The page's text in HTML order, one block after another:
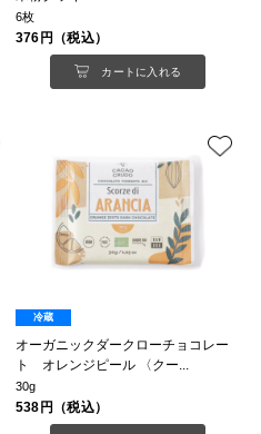
6枚
376円（税込）
カートに入れる
冷蔵
オーガニックダークローチョコレー
ト オレンジピール 〈クー...
30g
538円（税込）